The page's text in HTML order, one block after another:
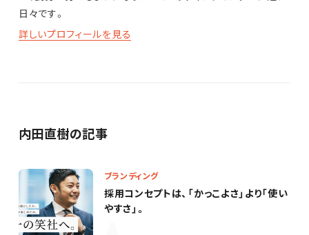
日々です。
詳しいプロフィールを見る
内田直樹の記事
ブランディング
採用コンセプトは、「かっこよさ」より「使い
やすさ」。